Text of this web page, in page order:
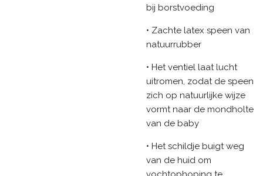
bij borstvoeding
• Zachte latex speen van
natuurrubber
• Het ventiel laat lucht
uitromen, zodat de speen
zich op natuurlijke wijze
vormt naar de mondholte
van de baby
• Het schildje buigt weg
van de huid om